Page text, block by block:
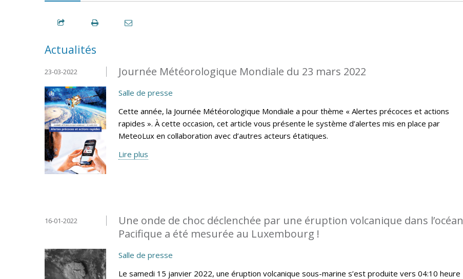
Actualités
Journée Météorologique Mondiale du 23 mars 2022
23-03-2022
Salle de presse
Cette année, la Journée Météorologique Mondiale a pour thème « Alertes précoces et actions
rapides ». À cette occasion, cet article vous présente le système d’alertes mis en place par
MeteoLux en collaboration avec d’autres acteurs étatiques.
Lire plus
Une onde de choc déclenchée par une éruption volcanique dans l’océan
Pacifique a été mesurée au Luxembourg !
16-01-2022
Salle de presse
Le samedi 15 janvier 2022, une éruption volcanique sous-marine s’est produite vers 04:10 heure